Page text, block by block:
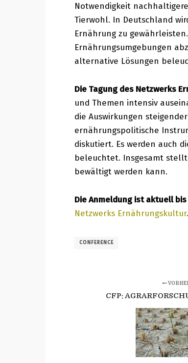
Notwendigkeit
Tierwohl. In Deutschland
Ernährung zu
Ernährungsumgebungen
alternative Lösungen
Die Tagung des Netzwerks
und Themen intensiv
die Auswirkungen
ernährungspolitische
diskutiert. Es werden auch
beleuchtet. Insgesamt stellt
bewältigt werden kann.
Die Anmeldung ist aktuell
Netzwerks Ernährungskultur.
CONFERENCE
CFP: